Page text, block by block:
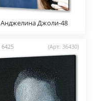
Анджелина Джоли-48
6425 (Арт: 36430)